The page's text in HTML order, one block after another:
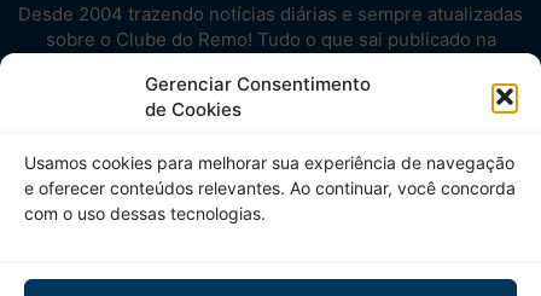
Gerenciar Consentimento
de Cookies
Usamos cookies para melhorar sua experiência de navegação
e oferecer conteúdos relevantes. Ao continuar, você concorda
com o uso dessas tecnologias.
Desde 2004 trazendo notícias diárias e sempre atualizadas
sobre o Clube do Remo! Tudo o que sai publicado na
Aproveite! Site não-oficial.
SIGA-NOS